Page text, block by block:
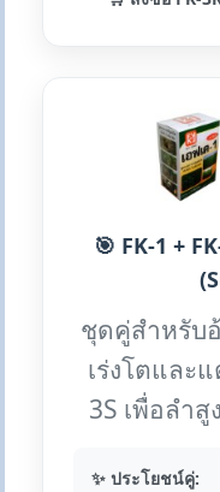
🎯 FK-1 +
ชุดคู่สำหรับอ้
เร่งโตและ
3S เพื่อลำสู
✨ ประโยชน์คู่: